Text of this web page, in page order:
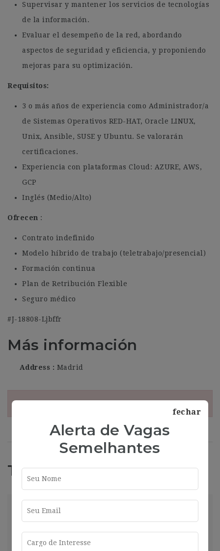
Supervisar y mantener los servicios de tecnologías
de la información.
Evaluar el desempeño de la red, abordando
aspectos de seguridad y eficiencia, y proponiendo
mejoras para su optimización.
Requisitos:
3 o más años de experiencia como Administrador/a
de Sistemas Operativos RED-HAT, Oracle LINUX,
Unix, Ansible, SUSE y Ubuntu. Se valorarán
certificaciones.
Experiencia con plataformas Cloud: AZURE, AWS,
GCP
Inglés (Medio/Alto)
Ofrecen :
Contrato indefinido
Modelo híbrido de trabajo (teletrabajo/presencial)
Formación continua
Plan de Retribución Flexible
Seguro médico
#J-18808-Ljbffr
Más información
Address Madrid
¡Esta oferta esta caducada!
Trabajos Relacionados
market
Compartir
fechar
Alerta de Vagas
Semelhantes